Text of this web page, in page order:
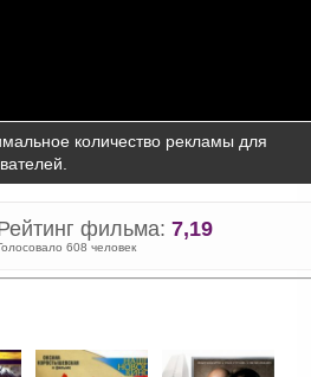
количество рекламы для
фильма: 7,19
608 человек